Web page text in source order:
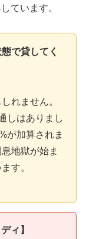
ています。
で貸してく
れません。
しはありまし
が加算されま
地獄が始ま
す。
ィ】